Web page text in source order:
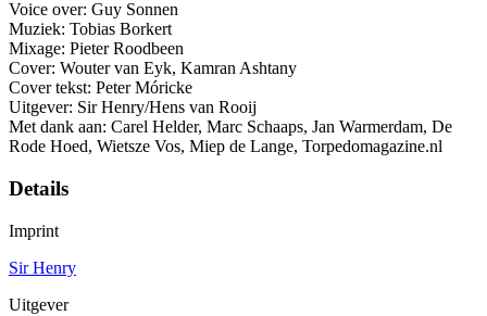
Voice over: Guy Sonnen
Muziek: Tobias Borkert
Mixage: Pieter Roodbeen
Cover: Wouter van Eyk, Kamran Ashtany
Cover tekst: Peter Móricke
Uitgever: Sir Henry/Hens van Rooij
Met dank aan: Carel Helder, Marc Schaaps, Jan Warmerdam, De
Rode Hoed, Wietsze Vos, Miep de Lange, Torpedomagazine.nl
Details
Imprint
Sir Henry
Uitgever